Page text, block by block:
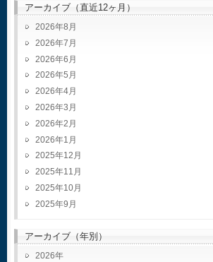
アーカイブ（直近12ヶ月）
2026年8月
2026年7月
2026年6月
2026年5月
2026年4月
2026年3月
2026年2月
2026年1月
2025年12月
2025年11月
2025年10月
2025年9月
アーカイブ（年別）
2026